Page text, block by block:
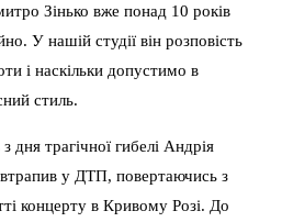
Зінько вже понад 10 років
У нашій студії він розповість
і наскільки допустимо в
стиль.
дня трагічної гибелі Андрія
у ДТП, повертаючись з
концерту в Кривому Розі. До